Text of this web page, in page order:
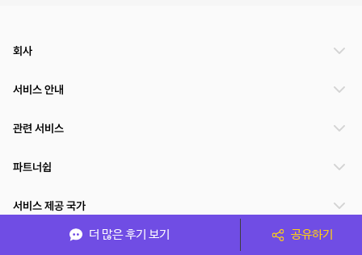
더 많은 후기 보기 공유하기
회사
서비스 안내
관련 서비스
파트너쉽
서비스 제공 국가